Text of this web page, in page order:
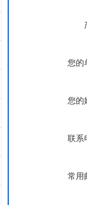
您的
您的
联系
常用